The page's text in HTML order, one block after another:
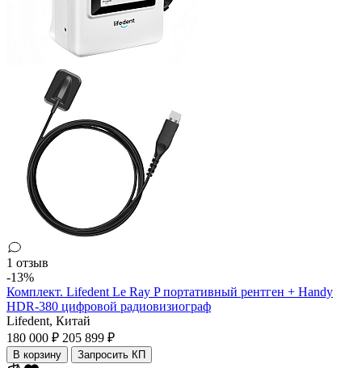
1 отзыв
-13%
Комплект. Lifedent Le Ray P портативный рентген + Handy
HDR-380 цифровой радиовизиограф
Lifedent, Китай
180 000 ₽ 205 899 ₽
В корзину Запросить КП